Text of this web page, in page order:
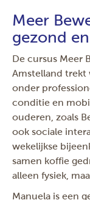
Meer
gezond
De cursus Meer
Amstelland trekt
onder
conditie en
ouderen, zoals
ook sociale
wekelijkse
samen koffie
alleen fysiek,
Manuela is een